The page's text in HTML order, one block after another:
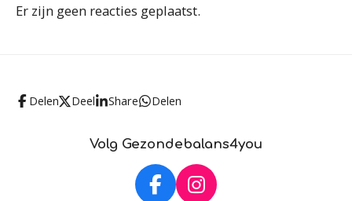
Er zijn geen reacties geplaatst.
Delen Deel Share Delen
Volg Gezondebalans4you
F
I